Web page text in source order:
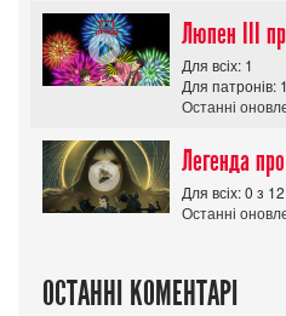
Для всіх: 1
Для патронів: 1
Останні
Для всіх: 0 з 12
Останні
ОСТАННІ КОМЕНТАРІ